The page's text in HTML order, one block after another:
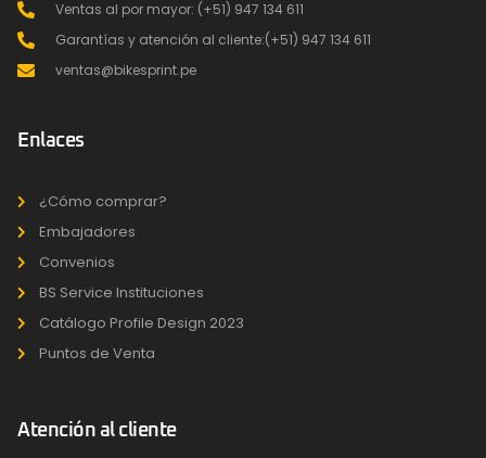
Ventas al por mayor: (+51) 947 134 611
Garantías y atención al cliente:(+51) 947 134 611
ventas@bikesprint.pe
Enlaces
¿Cómo comprar?
Embajadores
Convenios
BS Service Instituciones
Catálogo Profile Design 2023
Puntos de Venta
Atención al cliente